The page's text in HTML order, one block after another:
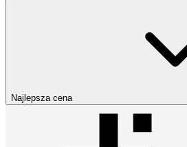
Najlepsza cena